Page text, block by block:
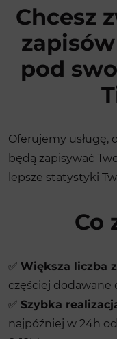
Chcesz
pod
Oferujemy
będą zapisywać
lepsze statystyki
Co
✅ Większa liczba
częściej dodawane
✅ Szybka
najpóźniej w 24h